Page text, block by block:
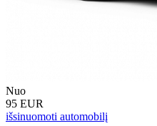
Nuo
95 EUR
išsinuomoti automobilį